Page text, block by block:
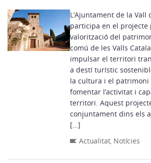
L’Ajuntament de la Vall
participa en el projecte
valorització del
comú de les Valls
impulsar el territori
a destí turístic
la cultura i el patrimoni
fomentar l’activitat i
territori. Aquest
conjuntament dins els
[…]
Actualitat, Notícies